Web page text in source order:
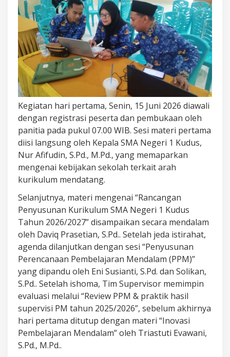
Kegiatan hari pertama, Senin, 15 Juni 2026 diawali
dengan registrasi peserta dan pembukaan oleh
panitia pada pukul 07.00 WIB. Sesi materi pertama
diisi langsung oleh Kepala SMA Negeri 1 Kudus,
Nur Afifudin, S.Pd., M.Pd., yang memaparkan
mengenai kebijakan sekolah terkait arah
kurikulum mendatang.
Selanjutnya, materi mengenai “Rancangan
Penyusunan Kurikulum SMA Negeri 1 Kudus
Tahun 2026/2027” disampaikan secara mendalam
oleh Daviq Prasetian, S.Pd.. Setelah jeda istirahat,
agenda dilanjutkan dengan sesi “Penyusunan
Perencanaan Pembelajaran Mendalam (PPM)”
yang dipandu oleh Eni Susianti, S.Pd. dan Solikan,
S.Pd.. Setelah ishoma, Tim Supervisor memimpin
evaluasi melalui “Review PPM & praktik hasil
supervisi PM tahun 2025/2026”, sebelum akhirnya
hari pertama ditutup dengan materi “Inovasi
Pembelajaran Mendalam” oleh Triastuti Evawani,
S.Pd., M.Pd..